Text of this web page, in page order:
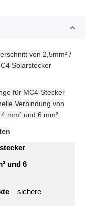
von 2,5mm² /
Solarstecker
für MC4-Stecker
Verbindung von
mm² und 6 mm².
und 6
– sichere